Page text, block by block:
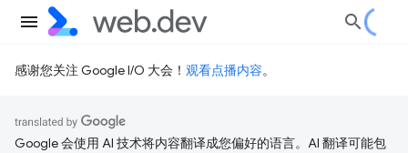
感谢您关注 Google I/O 大会！ 观看点播内容。
Google 会使用 AI 技术将内容翻译成您偏好的语言。AI 翻译可能包